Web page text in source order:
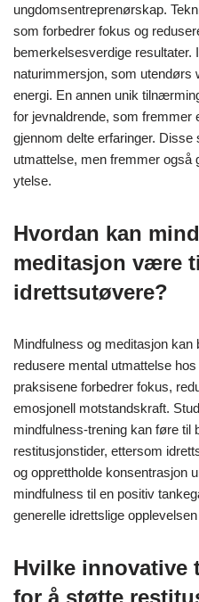
ungdomsentreprenørskap.
som forbedrer fokus og
bemerkelsesverdige resultater.
naturimmersjon, som utendørs
energi. En annen unik
for jevnaldrende, som fremmer
gjennom delte erfaringer.
utmattelse, men fremmer også
ytelse.
Hvordan kan
meditasjon være
idrettsutøvere?
Mindfulness og meditasjon kan
redusere mental utmattelse
praksisene forbedrer fokus,
emosjonell motstandskraft.
mindfulness-trening kan føre til
restitusjonstider, ettersom
og opprettholde konsentrasjon
mindfulness til en positiv
generelle idrettslige
Hvilke innovative
for å støtte